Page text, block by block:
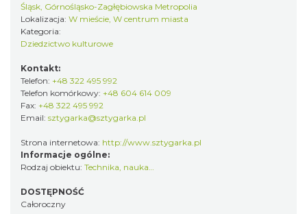
Śląsk, Górnośląsko-Zagłębiowska Metropolia
Lokalizacja: W mieście, W centrum miasta
Kategoria:
Dziedzictwo kulturowe
Kontakt:
Telefon: +48 322 495 992
Telefon komórkowy: +48 604 614 009
Fax: +48 322 495 992
Email: sztygarka@sztygarka.pl
Strona internetowa: http://www.sztygarka.pl
Informacje ogólne:
Rodzaj obiektu: Technika, nauka…
DOSTĘPNOŚĆ
Całoroczny